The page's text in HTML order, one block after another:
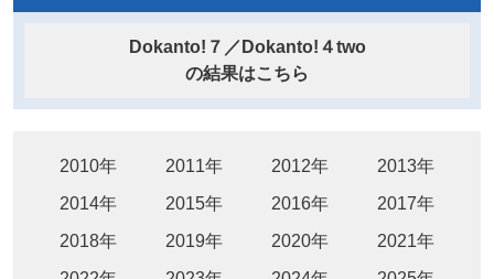
Dokanto!７／Dokanto!４two
の結果はこちら
2010年 2011年 2012年
2013年
2014年
2015年 2016年
2017年
2018年
2019年 2020年
2021年